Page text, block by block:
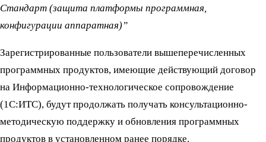
Стандарт (защита платформы программная,
конфигурации аппаратная)”
Зарегистрированные пользователи вышеперечисленных
программных продуктов, имеющие действующий договор
на Информационно-технологическое сопровождение
(1С:ИТС), будут продолжать получать консультационно-
методическую поддержку и обновления программных
продуктов в установленном ранее порядке.